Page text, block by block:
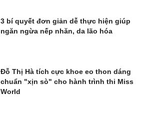
3 bí quyết đơn giản dễ thực hiện giúp
ngăn ngừa nếp nhăn, da lão hóa
Đỗ Thị Hà tích cực khoe eo thon dáng
chuẩn "xịn sò" cho hành trình thi Miss
World